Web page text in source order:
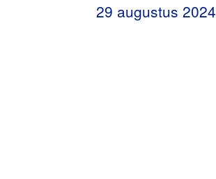
29 augustus 2024